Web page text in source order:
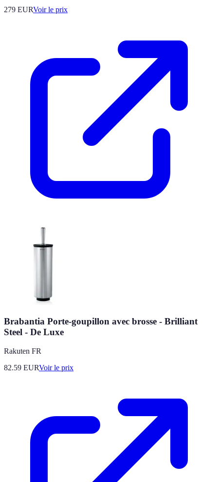
279 EURVoir le prix
Brabantia Porte-goupillon avec brosse - Brilliant
Steel - De Luxe
Rakuten FR
82.59 EURVoir le prix